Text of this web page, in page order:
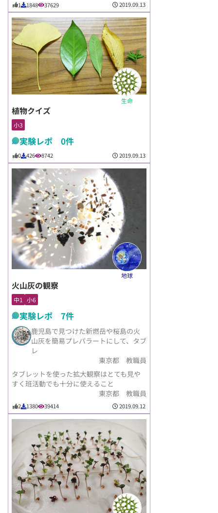
1 1848 37629 2019.09.13
生命
植物クイズ
小3
実験レポ 0件
0 426 8742 2019.09.13
地球
火山灰の観察
中1 小6
実験レポ 7件
鹿児島で見つけた新燃岳や桜島の火
山灰を簡易プレパラートにして、タブ
レ
東京都 教職員
タブレットを使った拡大観察はとても見や
すく班活動でも十分に使えること
東京都 教職員
2 1380 39414 2019.09.12